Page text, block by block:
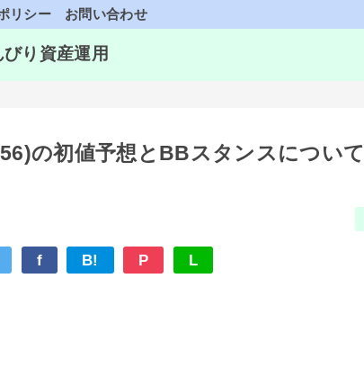
リシー お問い合わせ
り資産運用
の初値予想とBBスタンスについて
f B! P L